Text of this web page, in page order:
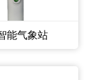
能气象站